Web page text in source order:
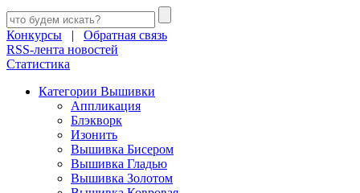
Конкурсы | Обратная связь
RSS-лента новостей
Статистика
Категории Вышивки
Аппликация
Блэкворк
Изонить
Вышивка Бисером
Вышивка Гладью
Вышивка Золотом